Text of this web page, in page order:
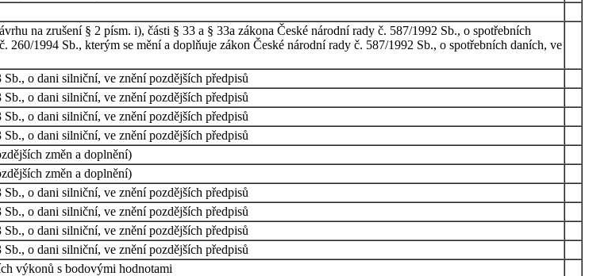
na zrušení § 2 písm. i), části § 33 a § 33a zákona České národní rady č. 587/1992 Sb., o spotřebních
1994 Sb., kterým se mění a doplňuje zákon České národní rady č. 587/1992 Sb., o spotřebních daních, ve
o dani silniční, ve znění pozdějších předpisů
o dani silniční, ve znění pozdějších předpisů
o dani silniční, ve znění pozdějších předpisů
o dani silniční, ve znění pozdějších předpisů
změn a doplnění)
změn a doplnění)
o dani silniční, ve znění pozdějších předpisů
o dani silniční, ve znění pozdějších předpisů
o dani silniční, ve znění pozdějších předpisů
o dani silniční, ve znění pozdějších předpisů
výkonů s bodovými hodnotami